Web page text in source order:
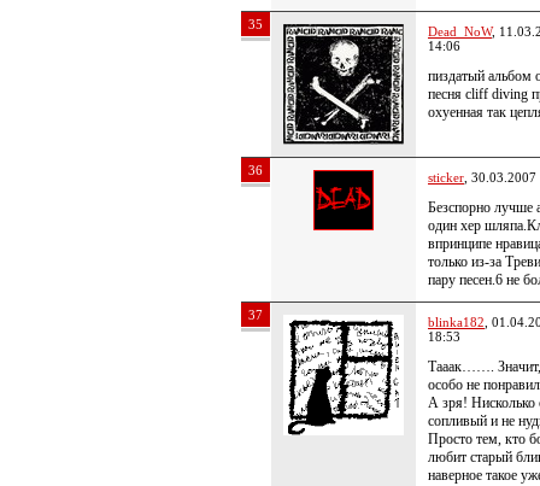
35 Dead_NoW,
14:06
пиздатый альбом
песня cliff diving
охуенная так
36 sticker ,
Безспорно лучше
один хер
впринципе
только из-за
пару песен.6 не
37 blinka182 ,
18:53
Тааак…….
особо не
А зря! Нисколько
сопливый и не
Просто тем, кто
любит старый
наверное такое